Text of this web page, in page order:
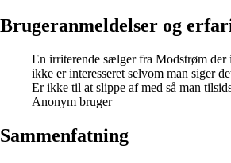
Brugeranmeldelser og
En irriterende sælger fra Modstrøm der
ikke er interesseret selvom man siger
Er ikke til at slippe af med så man
Anonym bruger
Sammenfatning